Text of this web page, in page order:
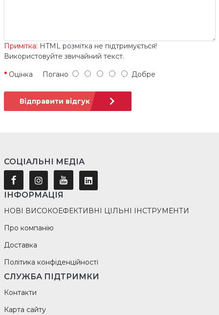
Примітка: HTML розмітка не підтримується!
Використовуйте звичайний текст.
Оцінка Погано Добре
Відправити відгук
СОЦІАЛЬНІ МЕДІА
ІНФОРМАЦІЯ
НОВІ ВИСОКОЕФЕКТИВНІ ЦІЛЬНІ ІНСТРУМЕНТИ
Про компанію
Доставка
Політика конфіденційності
СЛУЖБА ПІДТРИМКИ
Контакти
Карта сайту